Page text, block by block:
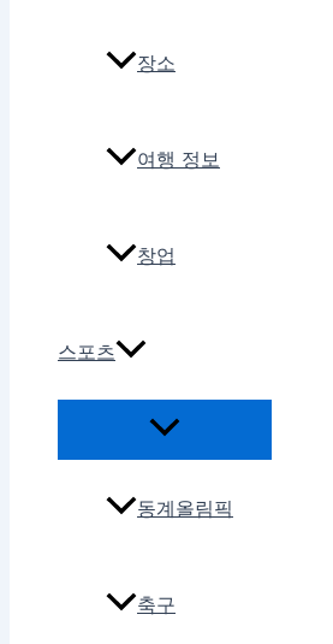
장소
여행 정보
창업
스포츠
동계올림픽
축구